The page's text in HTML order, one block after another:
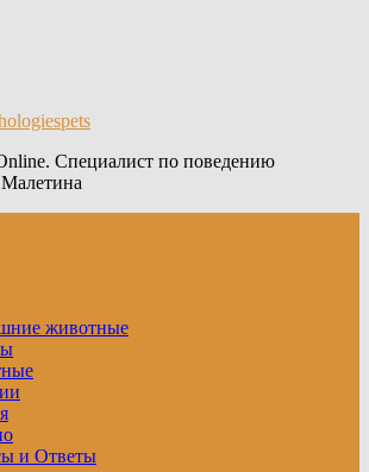
Специалист по поведению
животные
и Ответы